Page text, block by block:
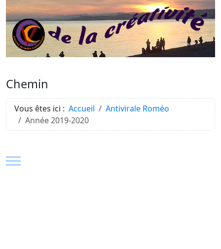
Chemin
Vous êtes ici : Accueil
Antivirale Roméo
Année 2019-2020
Mobile Menu Toggle